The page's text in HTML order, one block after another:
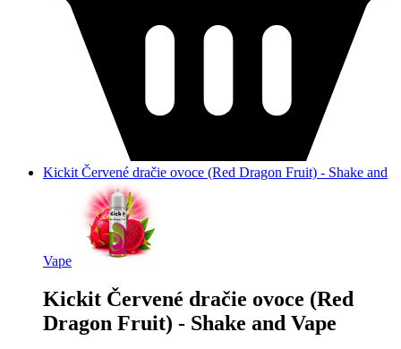
Kickit Červené dračie ovoce (Red Dragon Fruit) - Shake and
Vape
Kickit Červené dračie ovoce (Red
Dragon Fruit) - Shake and Vape